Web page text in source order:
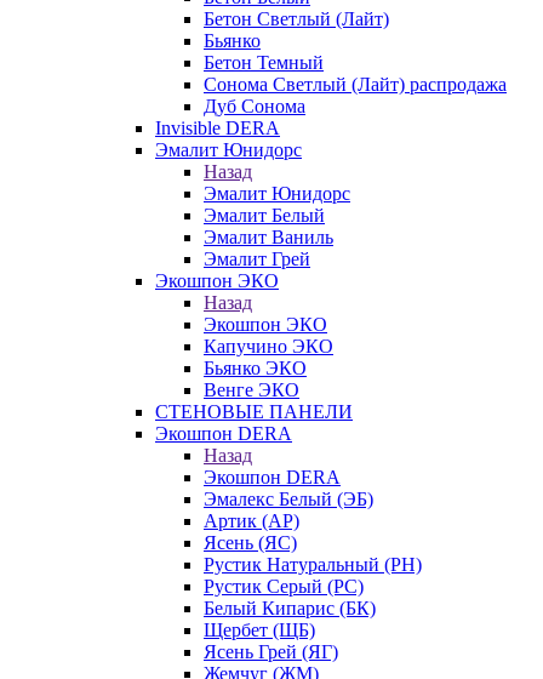
Бетон Светлый (Лайт)
Бьянко
Бетон Темный
Сонома Светлый (Лайт) распродажа
Дуб Сонома
Invisible DERA
Эмалит Юнидорс
Назад
Эмалит Юнидорс
Эмалит Белый
Эмалит Ваниль
Эмалит Грей
Экошпон ЭКО
Назад
Экошпон ЭКО
Капучино ЭКО
Бьянко ЭКО
Венге ЭКО
СТЕНОВЫЕ ПАНЕЛИ
Экошпон DERA
Назад
Экошпон DERA
Эмалекс Белый (ЭБ)
Артик (АР)
Ясень (ЯС)
Рустик Натуральный (РН)
Рустик Серый (РС)
Белый Кипарис (БК)
Щербет (ЩБ)
Ясень Грей (ЯГ)
Жемчуг (ЖМ)